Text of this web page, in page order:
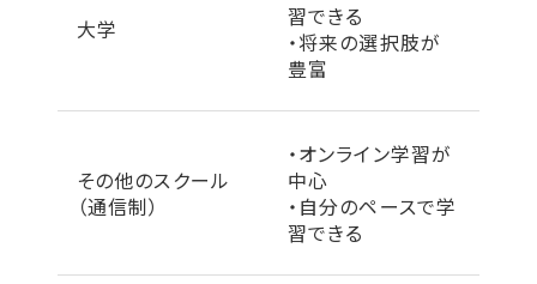
大学
習できる
・将来の選択肢が
豊富
その他のスクール
（通信制）
・オンライン学習が
中心
・自分のペースで学
習できる